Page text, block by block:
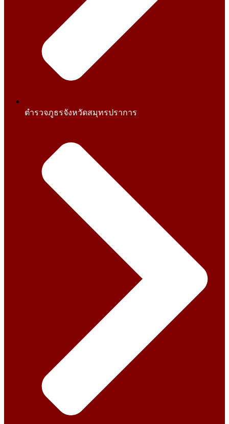
ตำรวจภูธรจังหวัดสมุทรปราการ